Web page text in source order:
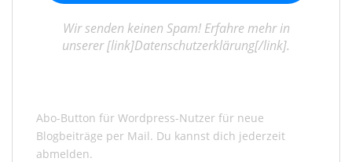
Wir senden keinen Spam! Erfahre mehr in
unserer [link]Datenschutzerklärung[/link].
Abo-Button für Wordpress-Nutzer für neue
Blogbeiträge per Mail. Du kannst dich jederzeit
abmelden.